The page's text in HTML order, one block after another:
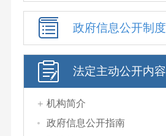
政府信息公开制度
法定主动公开内容
机构简介
政府信息公开指南